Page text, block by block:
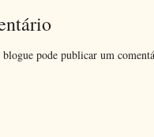
pode publicar um